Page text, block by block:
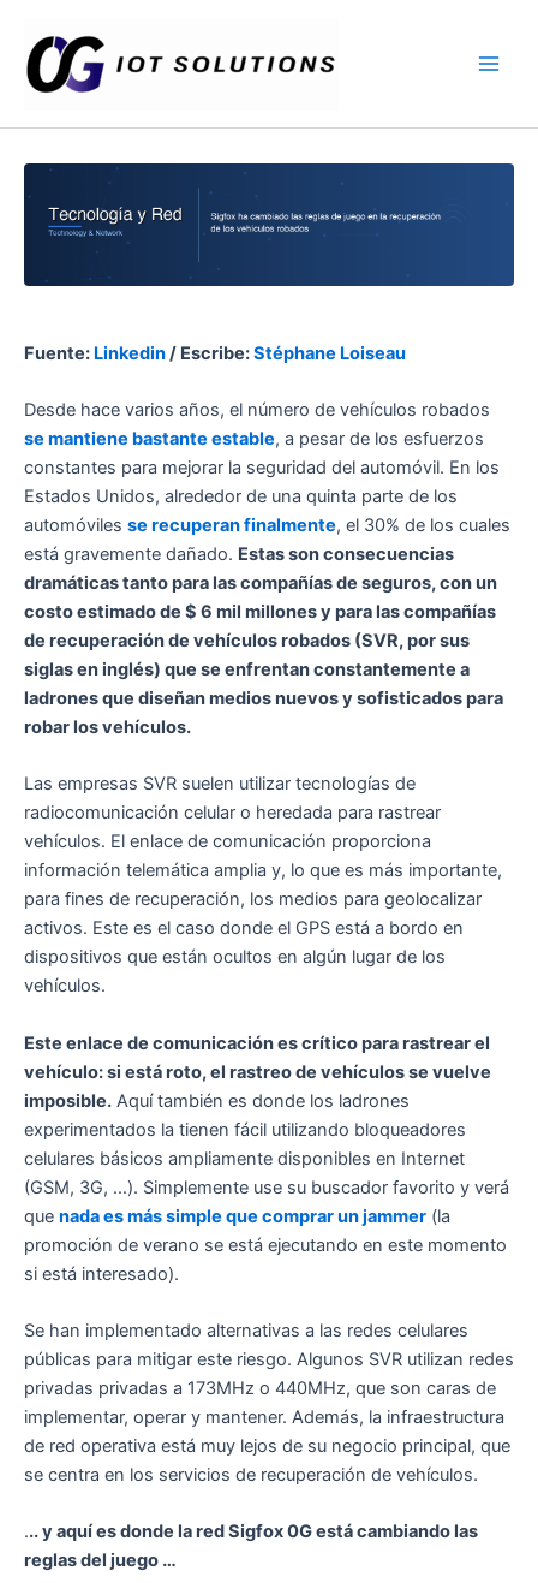
contenido
Fuente: Linkedin/ Escribe:Stéphane Loiseau
Desde hace varios años, el número de vehículos robados
se mantiene bastante estable, a pesar de los esfuerzos
constantes para mejorar la seguridad del automóvil. En los
Estados Unidos, alrededor de una quinta parte de los
automóviles se recuperan finalmente, el 30% de los cuales
está gravemente dañado. Estas son consecuencias
dramáticas tanto para las compañías de seguros, con un
costo estimado de $ 6 mil millones y para las compañías
de recuperación de vehículos robados (SVR, por sus
siglas en inglés) que se enfrentan constantemente a
ladrones que diseñan medios nuevos y sofisticados para
robar los vehículos.
Las empresas SVR suelen utilizar tecnologías de
radiocomunicación celular o heredada para rastrear
vehículos. El enlace de comunicación proporciona
información telemática amplia y, lo que es más importante,
para fines de recuperación, los medios para geolocalizar
activos. Este es el caso donde el GPS está a bordo en
dispositivos que están ocultos en algún lugar de los
vehículos.
Este enlace de comunicación es crítico para rastrear el
vehículo: si está roto, el rastreo de vehículos se vuelve
imposible. Aquí también es donde los ladrones
experimentados la tienen fácil utilizando bloqueadores
celulares básicos ampliamente disponibles en Internet
(GSM, 3G, …). Simplemente use su buscador favorito y verá
que nada es más simple que comprar un jammer (la
promoción de verano se está ejecutando en este momento
si está interesado).
Se han implementado alternativas a las redes celulares
públicas para mitigar este riesgo. Algunos SVR utilizan redes
privadas privadas a 173MHz o 440MHz, que son caras de
implementar, operar y mantener. Además, la infraestructura
de red operativa está muy lejos de su negocio principal, que
se centra en los servicios de recuperación de vehículos.
... y aquí es donde la red Sigfox 0G está cambiando las
reglas del juego …